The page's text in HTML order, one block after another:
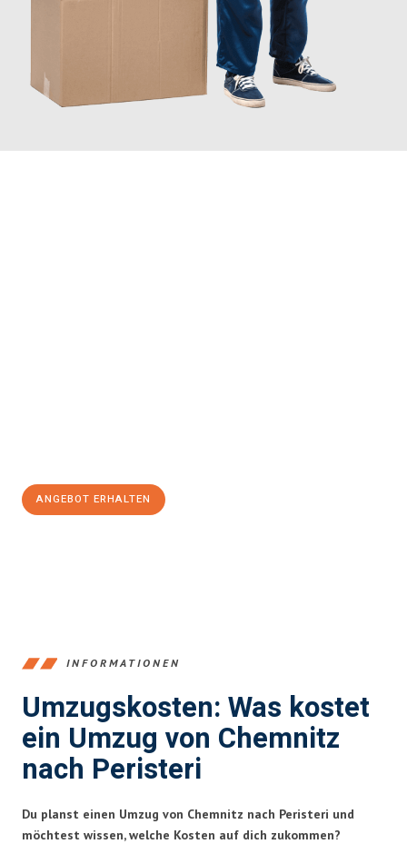
ANGEBOT ERHALTEN
INFORMATIONEN
Umzugskosten: Was kostet
ein Umzug von Chemnitz
nach Peristeri
Du planst einen Umzug von Chemnitz nach Peristeri und
möchtest wissen, welche Kosten auf dich zukommen?